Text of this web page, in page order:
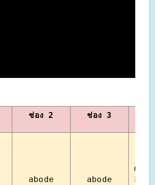
ช่อง 2 ช่อง 3
abode abode
(เน้น
สิ่งที่เ